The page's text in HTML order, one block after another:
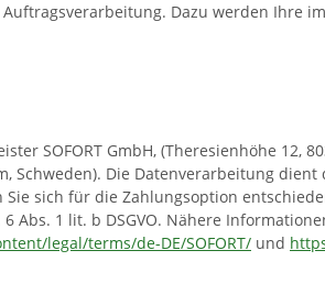
Dazu werden Ihre
GmbH, (Theresienhöhe 12,
Schweden). Die Datenverarbeitung
sich für die Zahlungsoption
Abs. 1 lit. b DSGVO. Nähere
legal/terms/de-DE/SOFORT/ und